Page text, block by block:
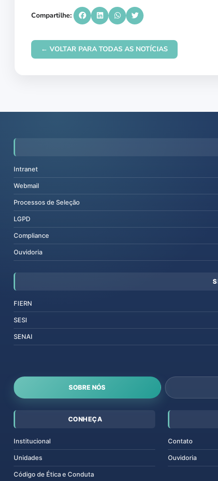
Compartilhe:
← VOLTAR PARA TODAS AS NOTÍCIAS
Intranet
Webmail
Processos de Seleção
LGPD
Compliance
Ouvidoria
FIERN
SESI
SENAI
SOBRE NÓS
CONHEÇA
Institucional
Unidades
Código de Ética e Conduta
Contato
Ouvidoria